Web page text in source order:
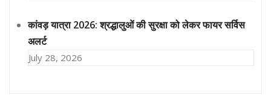
कांवड़ यात्रा 2026: श्रद्धालुओं की सुरक्षा को लेकर फायर सर्विस
अलर्ट
July 28, 2026